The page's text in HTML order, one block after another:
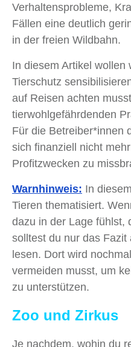
Verhaltensprobleme,
Fällen eine deutlich
in der freien Wildbahn.
In diesem Artikel wollen
Tierschutz
auf Reisen achten
tierwohlgefährdenden
Für die Betreiber*innen
sich finanziell nicht
Profitzwecken zu
Warnhinweis: In
Tieren thematisiert.
dazu in der Lage fühlst,
solltest du nur das Fazit
lesen. Dort wird
vermeiden musst, um
zu unterstützen.
Zoo und Zirkus
Je nachdem, wohin du